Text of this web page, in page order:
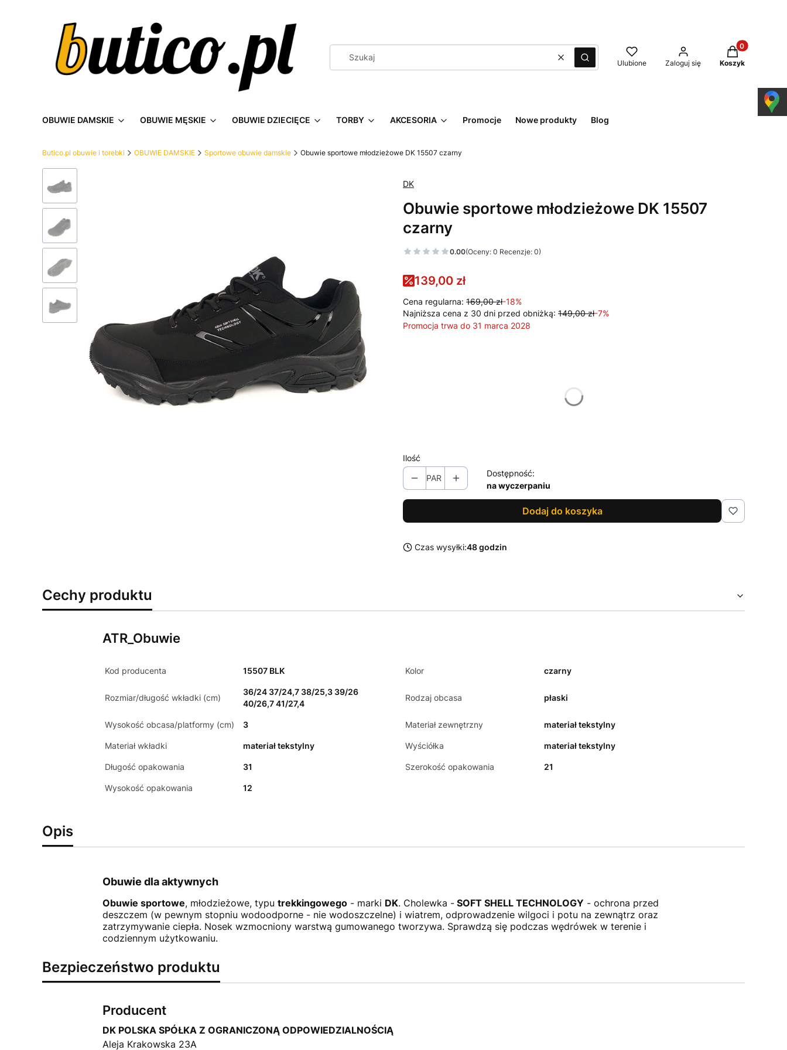
WyczyśćSzukaj Ulubione Zaloguj się
Produkty w
Koszyk
OBUWIE DAMSKIE OBUWIE MĘSKIE OBUWIE DZIECIĘCE TORBY AKCESORIA Promocje Nowe produkty Blog
Butico.pl obuwie i torebki OBUWIE DAMSKIE Sportowe obuwie damskie Obuwie sportowe młodzieżowe DK 15507 czarny
DK
Obuwie sportowe młodzieżowe DK 15507
czarny
0.00(Oceny: 0 Recenzje: 0)
139,00 zł
Cena regularna: 169,00 zł-18%
Najniższa cena z 30 dni przed obniżką: 149,00 zł-7%
Promocja trwa do 31 marca 2028
Ilość
PAR
Dostępność:
na wyczerpaniu
Dodaj do koszyka
Czas wysyłki:48 godzin
Cechy produktu
ATR_Obuwie
Kod producenta 15507 BLK Kolor czarny
Rozmiar/długość wkładki (cm)
36/24 37/24,7 38/25,3 39/26
40/26,7 41/27,4
Rodzaj obcasa płaski
Wysokość obcasa/platformy (cm) 3 Materiał zewnętrzny materiał tekstylny
Materiał wkładki materiał tekstylny Wyściółka materiał tekstylny
Długość opakowania 31 Szerokość opakowania 21
Wysokość opakowania 12
Opis
Obuwie dla aktywnych
Obuwie sportowe, młodzieżowe, typu trekkingowego- marki DK. Cholewka -SOFT SHELL TECHNOLOGY - ochrona przed
deszczem (w pewnym stopniu wodoodporne - nie wodoszczelne) i wiatrem, odprowadzenie wilgoci i potu na zewnątrz oraz
zatrzymywanie ciepła. Nosek wzmocniony warstwą gumowanego tworzywa. Sprawdzą się podczas wędrówek w terenie i
codziennym użytkowaniu.
Bezpieczeństwo produktu
Producent
DK POLSKA SPÓŁKA Z OGRANICZONĄ ODPOWIEDZIALNOŚCIĄ
Aleja Krakowska 23A